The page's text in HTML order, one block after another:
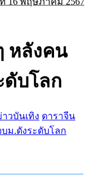
หลังคน
ดับโลก
วบันเทิง ดาราจีน
ม.ดังระดับโลก